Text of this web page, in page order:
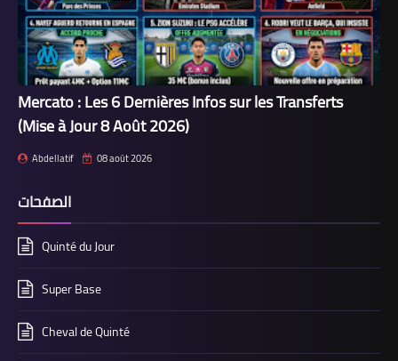
Mercato : Les 6 Dernières Infos sur les Transferts
(Mise à Jour 8 Août 2026)
Abdellatif 08 août 2026
الصفحات
Quinté du Jour
Super Base
Cheval de Quinté